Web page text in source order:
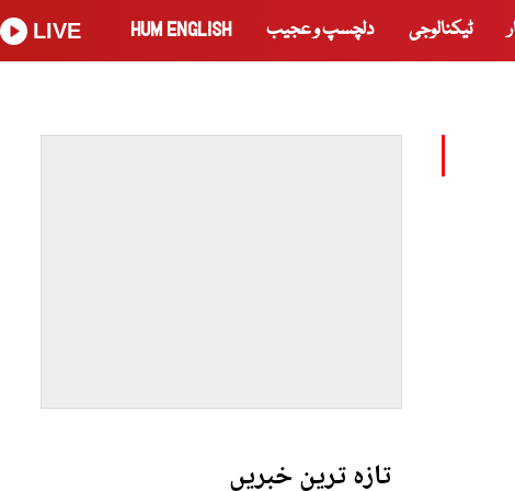
ٹیکنالوجی دلچسپ و عجیب HUM ENGLISH
LIVE
تازہ ترین خبریں